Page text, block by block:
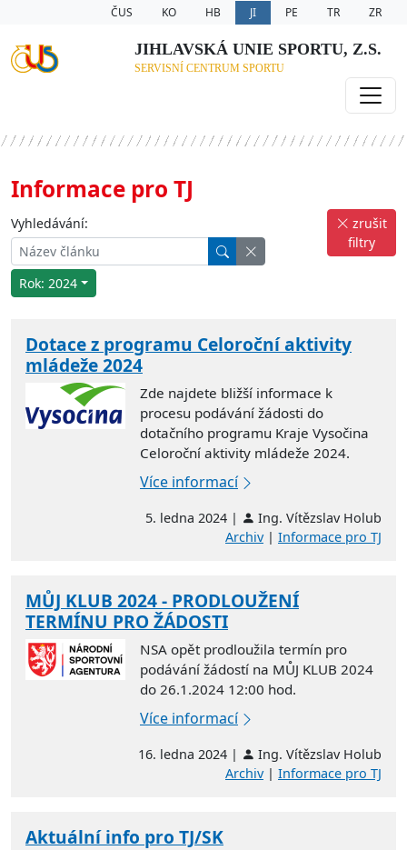
ČUS KO HB JI PE TR ZR
JIHLAVSKÁ UNIE SPORTU, Z.S.
SERVISNÍ CENTRUM SPORTU
Informace pro TJ
Vyhledávání:
Rok: 2024
zrušit
filtry
Dotace z programu Celoroční aktivity
mládeže 2024
Zde najdete bližší informace k
procesu podávání žádosti do
dotačního programu Kraje Vysočina
Celoroční aktivity mládeže 2024.
Více informací
5. ledna 2024 |
Ing. Vítězslav Holub
Archiv| Informace pro TJ
MŮJ KLUB 2024 - PRODLOUŽENÍ
TERMÍNU PRO ŽÁDOSTI
NSA opět prodloužila termín pro
podávání žádostí na MŮJ KLUB 2024
do 26.1.2024 12:00 hod.
Více informací
16. ledna 2024 |
Ing. Vítězslav Holub
Archiv| Informace pro TJ
Aktuální info pro TJ/SK